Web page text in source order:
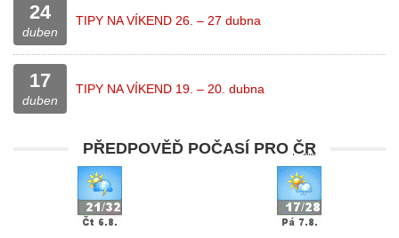
24
duben
TIPY NA VÍKEND 26. – 27 dubna
17
duben
TIPY NA VÍKEND 19. – 20. dubna
PŘEDPOVĚĎ POČASÍ PRO ČR